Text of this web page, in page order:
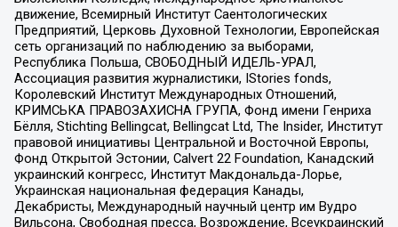
движение, Всемирный Институт Саентологических
Предприятий, Церковь Духовной Технологии, Европейская
сеть организаций по наблюдению за выборами,
Республика Польша, СВОБОДНЫЙ ИДЕЛЬ-УРАЛ,
Ассоциация развития журналистики, IStories fonds,
Королевский Институт Международных Отношений,
КРИМСЬКА ПРАВОЗАХИСНА ГРУПА, Фонд имени Генриха
Бёлля, Stichting Bellingcat, Bellingcat Ltd, The Insider, Институт
правовой инициативы Центральной и Восточной Европы,
Фонд Открытой Эстонии, Calvert 22 Foundation, Канадский
украинский конгресс, Институт Макдональда-Лорье,
Украинская национальная федерация Канады,
Декабристы, Международный научный центр им Вудро
Вильсона, Свободная пресса, Возрождение, Всеукраинский